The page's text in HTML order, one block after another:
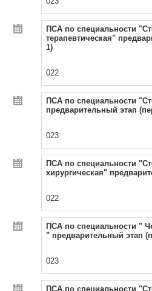
ПСА по специальности
терапевтическая"
1)
022
ПСА по специальности
предварительный этап
023
ПСА по специальности
хирургическая"
022
ПСА по специальности "
" предварительный этап
023
ПСА по специальности